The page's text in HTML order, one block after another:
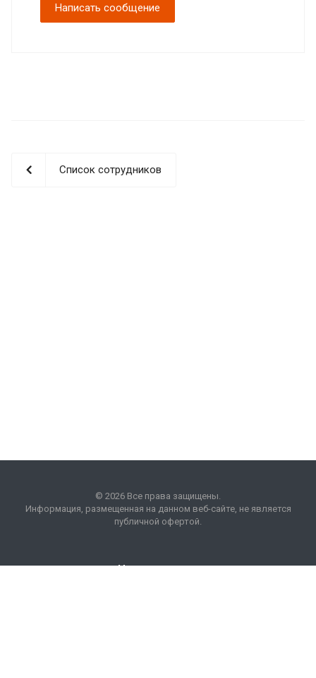
Написать сообщение
Список сотрудников
© 2026 Все права защищены.
Информация, размещенная на данном веб-сайте, не является
публичной офертой.
Наши контакты